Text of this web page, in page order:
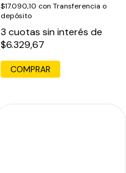
$17.090,10 con Transferencia o
depósito
3 cuotas sin interés de
$6.329,67